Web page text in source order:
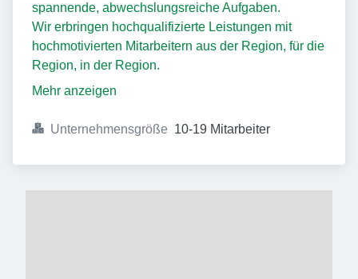
spannende, abwechslungsreiche Aufgaben.
Wir erbringen hochqualifizierte Leistungen mit
hochmotivierten Mitarbeitern aus der Region, für die
Region, in der Region.
Mehr anzeigen
Unternehmensgröße 10-19 Mitarbeiter